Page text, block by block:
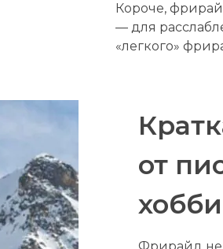
Короче,
— для
«легкого»
от
хобби
Фрирайд не